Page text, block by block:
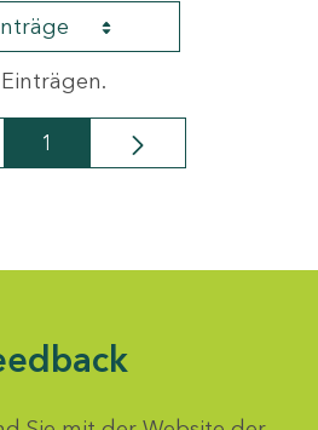
Seite
1